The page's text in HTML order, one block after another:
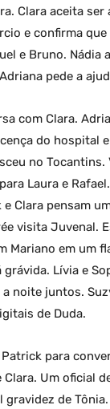
Clara aceita
e confirma
e Bruno. Nádia
pede a
com Clara.
do hospital
no
Laura e
e Clara pensam
visita Juvenal.
Mariano em um
grávida. Lívia e
noite juntos.
de Duda.
Patrick para
Clara. Um oficial
gravidez de